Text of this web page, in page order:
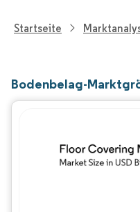
Startseite
Bodenbelag-